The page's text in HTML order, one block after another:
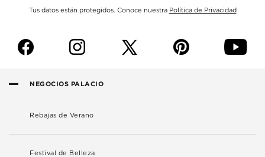
Tus datos están protegidos. Conoce nuestra Política de Privacidad
f i p y
NEGOCIOS PALACIO
Rebajas de Verano
Festival de Belleza